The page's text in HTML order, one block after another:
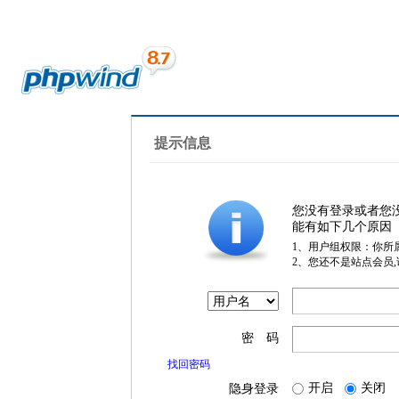
提示信息
您没有登录或者您
能有如下几个原因
1、用户组权限：你所
2、您还不是站点会员
密 码
找回密码
隐身登录 开启 关闭